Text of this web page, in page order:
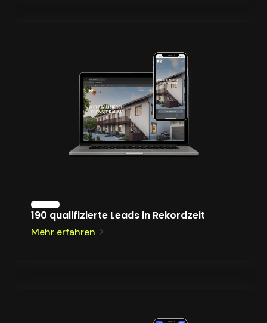
190 qualifizierte Leads in Rekordzeit
Mehr erfahren